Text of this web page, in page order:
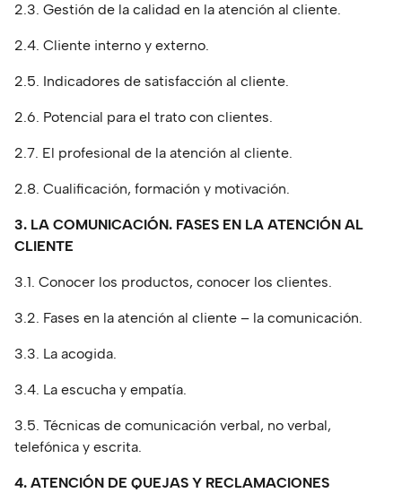
2.3. Gestión de la calidad en la atención al cliente.
2.4. Cliente interno y externo.
2.5. Indicadores de satisfacción al cliente.
2.6. Potencial para el trato con clientes.
2.7. El profesional de la atención al cliente.
2.8. Cualificación, formación y motivación.
3. LA COMUNICACIÓN. FASES EN LA ATENCIÓN AL
CLIENTE
3.1. Conocer los productos, conocer los clientes.
3.2. Fases en la atención al cliente – la comunicación.
3.3. La acogida.
3.4. La escucha y empatía.
3.5. Técnicas de comunicación verbal, no verbal,
telefónica y escrita.
4. ATENCIÓN DE QUEJAS Y RECLAMACIONES